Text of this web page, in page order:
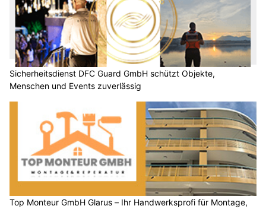
Sicherheitsdienst DFC Guard GmbH schützt Objekte,
Menschen und Events zuverlässig
Top Monteur GmbH Glarus – Ihr Handwerksprofi für Montage,